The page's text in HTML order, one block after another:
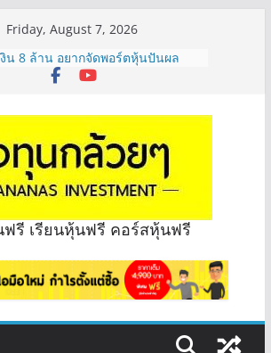
Friday, August 7, 2026
งิน 8 ล้าน อยากจัดพอร์ตหุ้นปันผล
ะยะยาว อุตสาหกรรมไหนดี? | Q&A
อสภูเขาทอง Sauce เหมาะถือเป็น
นปันผลไหม? | Q&A กล้วยๆ EP.1166
vs CBG vs ICHI ควร DCA ตัวไหน
| Q&A กล้วยๆ EP.1165
งบกลุ่ม Bank หุ้นไหนเหมาะถือเอา
ผล” | EP.175
ลือกหุ้นแต่ละตัว ต้องดู Short –
ของหุ้นตัวนั้นๆไหมคะ? | Q&A
รี เรียนหุ้นฟรี คอร์สหุ้นฟรี